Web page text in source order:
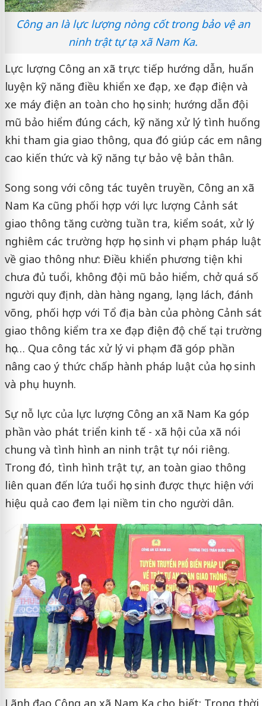
Công an là lực lượng nòng cốt trong bảo vệ an
ninh trật tự tạ xã Nam Ka.
Lực lượng Công an xã trực tiếp hướng dẫn, huấn
luyện kỹ năng điều khiển xe đạp, xe đạp điện và
xe máy điện an toàn cho học sinh; hướng dẫn đội
mũ bảo hiểm đúng cách, kỹ năng xử lý tình huống
khi tham gia giao thông, qua đó giúp các em nâng
cao kiến thức và kỹ năng tự bảo vệ bản thân.
Song song với công tác tuyên truyền, Công an xã
Nam Ka cũng phối hợp với lực lượng Cảnh sát
giao thông tăng cường tuần tra, kiểm soát, xử lý
nghiêm các trường hợp học sinh vi phạm pháp luật
về giao thông như: Điều khiển phương tiện khi
chưa đủ tuổi, không đội mũ bảo hiểm, chở quá số
người quy định, dàn hàng ngang, lạng lách, đánh
võng, phối hợp với Tổ địa bàn của phòng Cảnh sát
giao thông kiểm tra xe đạp điện độ chế tại trường
học… Qua công tác xử lý vi phạm đã góp phần
nâng cao ý thức chấp hành pháp luật của học sinh
và phụ huynh.
Sự nỗ lực của lực lượng Công an xã Nam Ka góp
phần vào phát triển kinh tế - xã hội của xã nói
chung và tình hình an ninh trật tự nói riêng.
Trong đó, tình hình trật tự, an toàn giao thông
liên quan đến lứa tuổi học sinh được thực hiện với
hiệu quả cao đem lại niềm tin cho người dân.